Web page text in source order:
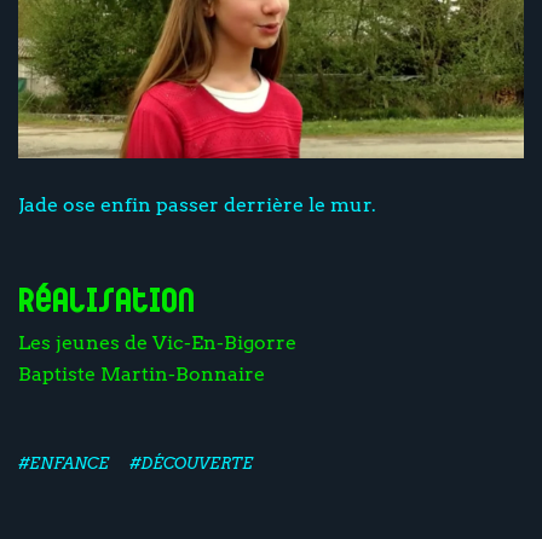
Jade ose enfin passer derrière le mur.
Réalisation
Les jeunes de Vic-En-Bigorre
Baptiste Martin-Bonnaire
#ENFANCE #DÉCOUVERTE